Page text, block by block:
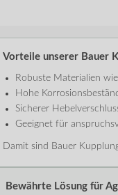
Vorteile unserer Bauer
Robuste Materialien
Hohe
Sicherer
Geeignet für
Damit sind Bauer
Bewährte Lösung für